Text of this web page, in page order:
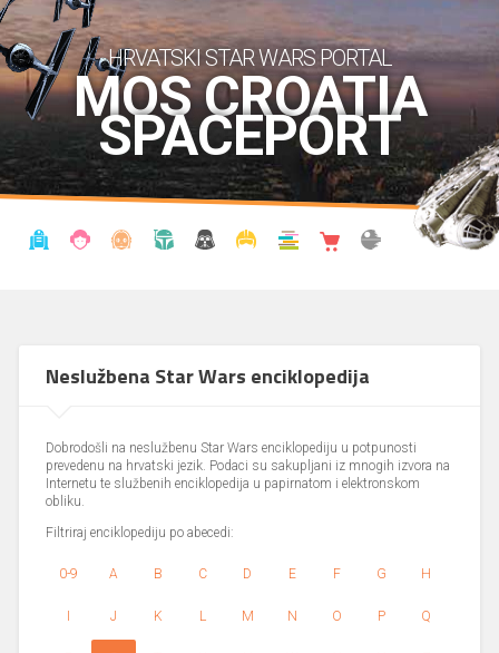
HRVATSKI STAR WARS PORTAL
MOS CROATIA
SPACEPORT
Neslužbena Star Wars enciklopedija
Dobrodošli na neslužbenu Star Wars enciklopediju u potpunosti
prevedenu na hrvatski jezik. Podaci su sakupljani iz mnogih izvora na
Internetu te službenih enciklopedija u papirnatom i elektronskom
obliku.
Filtriraj enciklopediju po abecedi:
0-9 A B C D E F G H
I J K L M N O P Q